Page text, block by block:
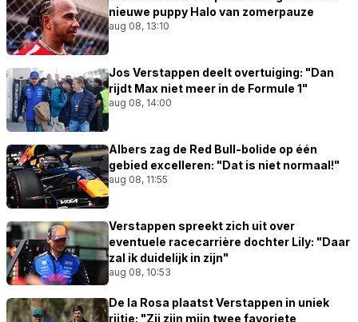
nieuwe puppy Halo van zomerpauze
aug 08, 13:10
Jos Verstappen deelt overtuiging: "Dan
rijdt Max niet meer in de Formule 1"
aug 08, 14:00
Albers zag de Red Bull-bolide op één
gebied excelleren: "Dat is niet normaal!"
aug 08, 11:55
Verstappen spreekt zich uit over
eventuele racecarrière dochter Lily: "Daar
zal ik duidelijk in zijn"
aug 08, 10:53
De la Rosa plaatst Verstappen in uniek
rijtje: "Zij zijn mijn twee favoriete